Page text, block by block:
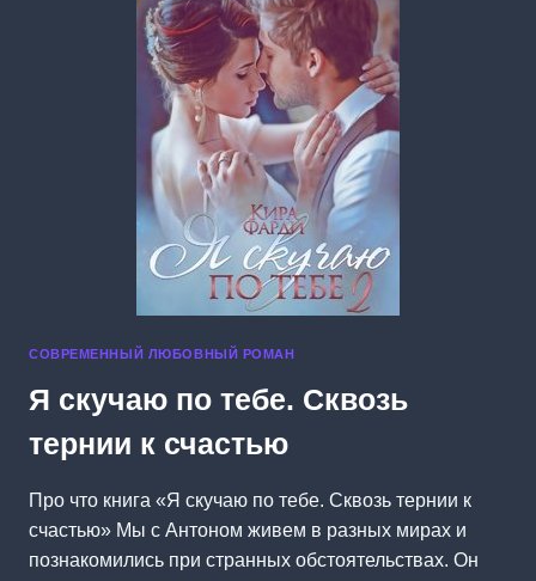
СОВРЕМЕННЫЙ ЛЮБОВНЫЙ РОМАН
Я скучаю по тебе. Сквозь
тернии к счастью
Про что книга «Я скучаю по тебе. Сквозь тернии к
счастью» Мы с Антоном живем в разных мирах и
познакомились при странных обстоятельствах. Он